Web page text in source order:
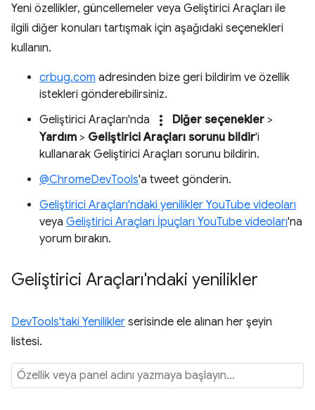
Yeni özellikler, güncellemeler veya Geliştirici Araçları ile
ilgili diğer konuları tartışmak için aşağıdaki seçenekleri
kullanın.
crbug.com adresinden bize geri bildirim ve özellik
istekleri gönderebilirsiniz.
Geliştirici Araçları'nda
more_vert Diğer seçenekler >
Yardım > Geliştirici Araçları sorunu bildir'i
kullanarak Geliştirici Araçları sorunu bildirin.
@ChromeDevTools'a tweet gönderin.
Geliştirici Araçları'ndaki yenilikler YouTube videoları
veya Geliştirici Araçları İpuçları YouTube videoları'na
yorum bırakın.
Geliştirici Araçları'ndaki yenilikler
DevTools'taki Yenilikler serisinde ele alınan her şeyin
listesi.